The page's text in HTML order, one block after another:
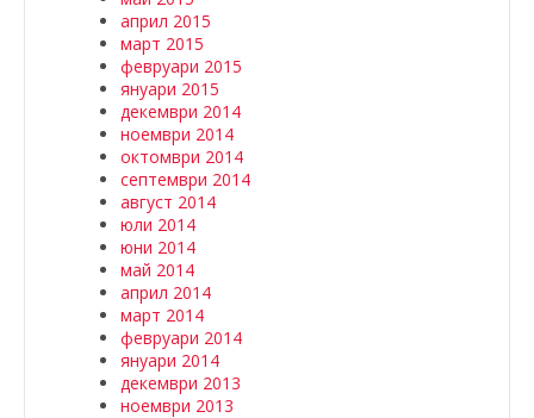
април 2015
март 2015
февруари 2015
януари 2015
декември 2014
ноември 2014
октомври 2014
септември 2014
август 2014
юли 2014
юни 2014
май 2014
април 2014
март 2014
февруари 2014
януари 2014
декември 2013
ноември 2013